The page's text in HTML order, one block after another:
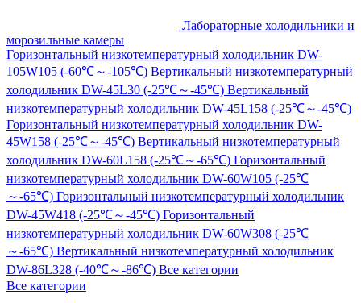
Лабораторные холодильники и
морозильные камеры
Горизонтальный низкотемпературный холодильник DW-
105W105 (-60℃～-105℃) Вертикальный низкотемпературный
холодильник DW-45L30 (-25℃～-45℃) Вертикальный
низкотемпературный холодильник DW-45L158 (-25℃～-45℃)
Горизонтальный низкотемпературный холодильник DW-
45W158 (-25℃～-45℃) Вертикальный низкотемпературный
холодильник DW-60L158 (-25℃～-65℃) Горизонтальный
низкотемпературный холодильник DW-60W105 (-25℃
～-65℃) Горизонтальный низкотемпературный холодильник
DW-45W418 (-25℃～-45℃) Горизонтальный
низкотемпературный холодильник DW-60W308 (-25℃
～-65℃) Вертикальный низкотемпературный холодильник
DW-86L328 (-40℃～-86℃) Все категории
Все категории